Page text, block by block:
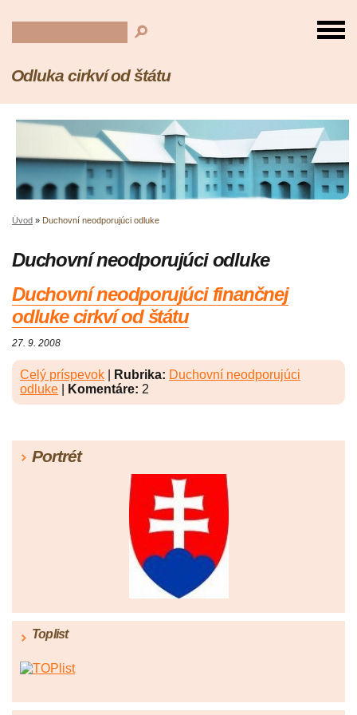
Odluka cirkví od štátu
Úvod » Duchovní neodporujúci odluke
Duchovní neodporujúci odluke
Duchovní neodporujúci finančnej
odluke cirkví od štátu
27. 9. 2008
Celý príspevok Rubrika: Duchovní neodporujúci
odluke
Komentáre: 2
Portrét
Toplist